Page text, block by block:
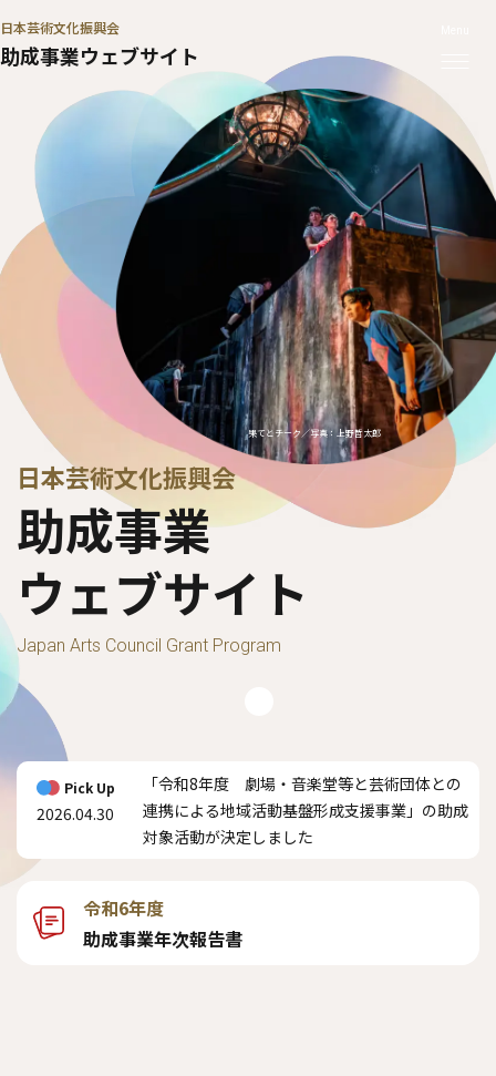
本文へ移動
日本芸術文化振興会
助成事業ウェブサイト
日本芸術文化振興会
助成事業
ウェブサイト
Japan Arts Council Grant Program
公益社団法人日本オーケストラ連盟
果てとチーク／写真：上野哲太郎
Pick Up
2026.04.30
「令和8年度 劇場・音楽堂等と芸術団体との
連携による地域活動基盤形成支援事業」の助成
対象活動が決定しました
令和6年度
助成事業年次報告書